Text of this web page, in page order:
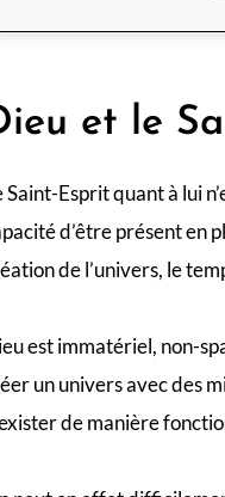
et le
Saint-Esprit quant à lui
d’être présent en
de l’univers, le
est immatériel, non-
un univers avec des
de manière